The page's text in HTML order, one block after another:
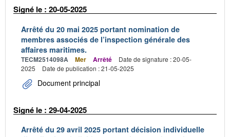
Signé le : 20-05-2025
Arrêté du 20 mai 2025 portant nomination de
membres associés de l’inspection générale des
affaires maritimes.
TECM2514098A Mer Arrêté
Date de signature : 20-05-
2025
Date de publication : 21-05-2025
Document principal
Signé le : 29-04-2025
Arrêté du 29 avril 2025 portant décision individuelle